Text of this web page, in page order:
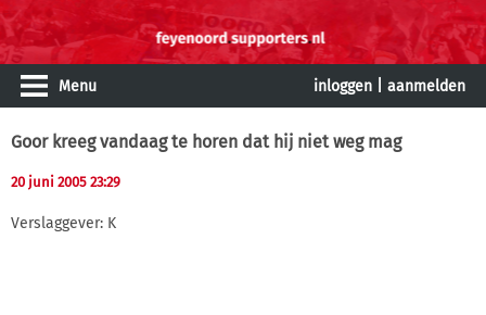
Menu inloggen aanmelden
Goor kreeg vandaag te horen dat hij niet weg mag
20 juni 2005 23:29
Verslaggever: K